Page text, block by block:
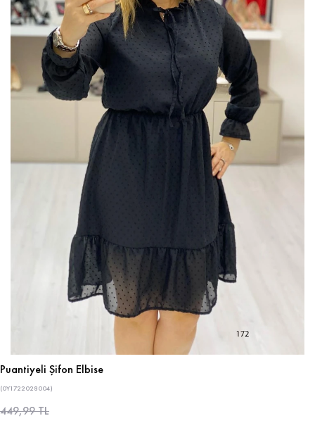
Puantiyeli Şifon Elbise
(0Y1722028004)
449,99 TL